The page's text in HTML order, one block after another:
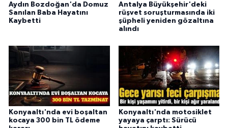
Aydın Bozdoğan'da Domuz
Sanılan Baba Hayatını
Kaybetti
Antalya Büyükşehir'deki
rüşvet soruşturmasında iki
şüpheli yeniden gözaltına
alındı
Konyaaltı'nda evi boşaltan
kocaya 300 bin TL ödeme
Konyaaltı'nda motosiklet
yayaya çarptı: Sürücü